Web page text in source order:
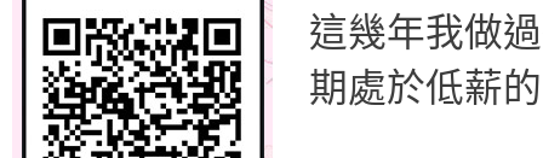
這幾年我做
期處於低薪